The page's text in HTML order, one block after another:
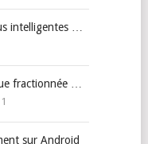
intelligentes …
fractionnée …
1
sur Android